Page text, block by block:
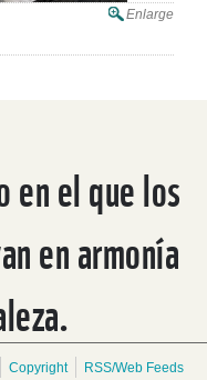
Enlarge
en el que los
en armonía
Copyright RSS/Web Feeds